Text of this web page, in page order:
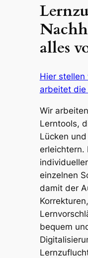
alles
Hier stellen
arbeitet
Wir
Lerntools,
Lücken
erleichtern.
einzelnen
damit der
bequem